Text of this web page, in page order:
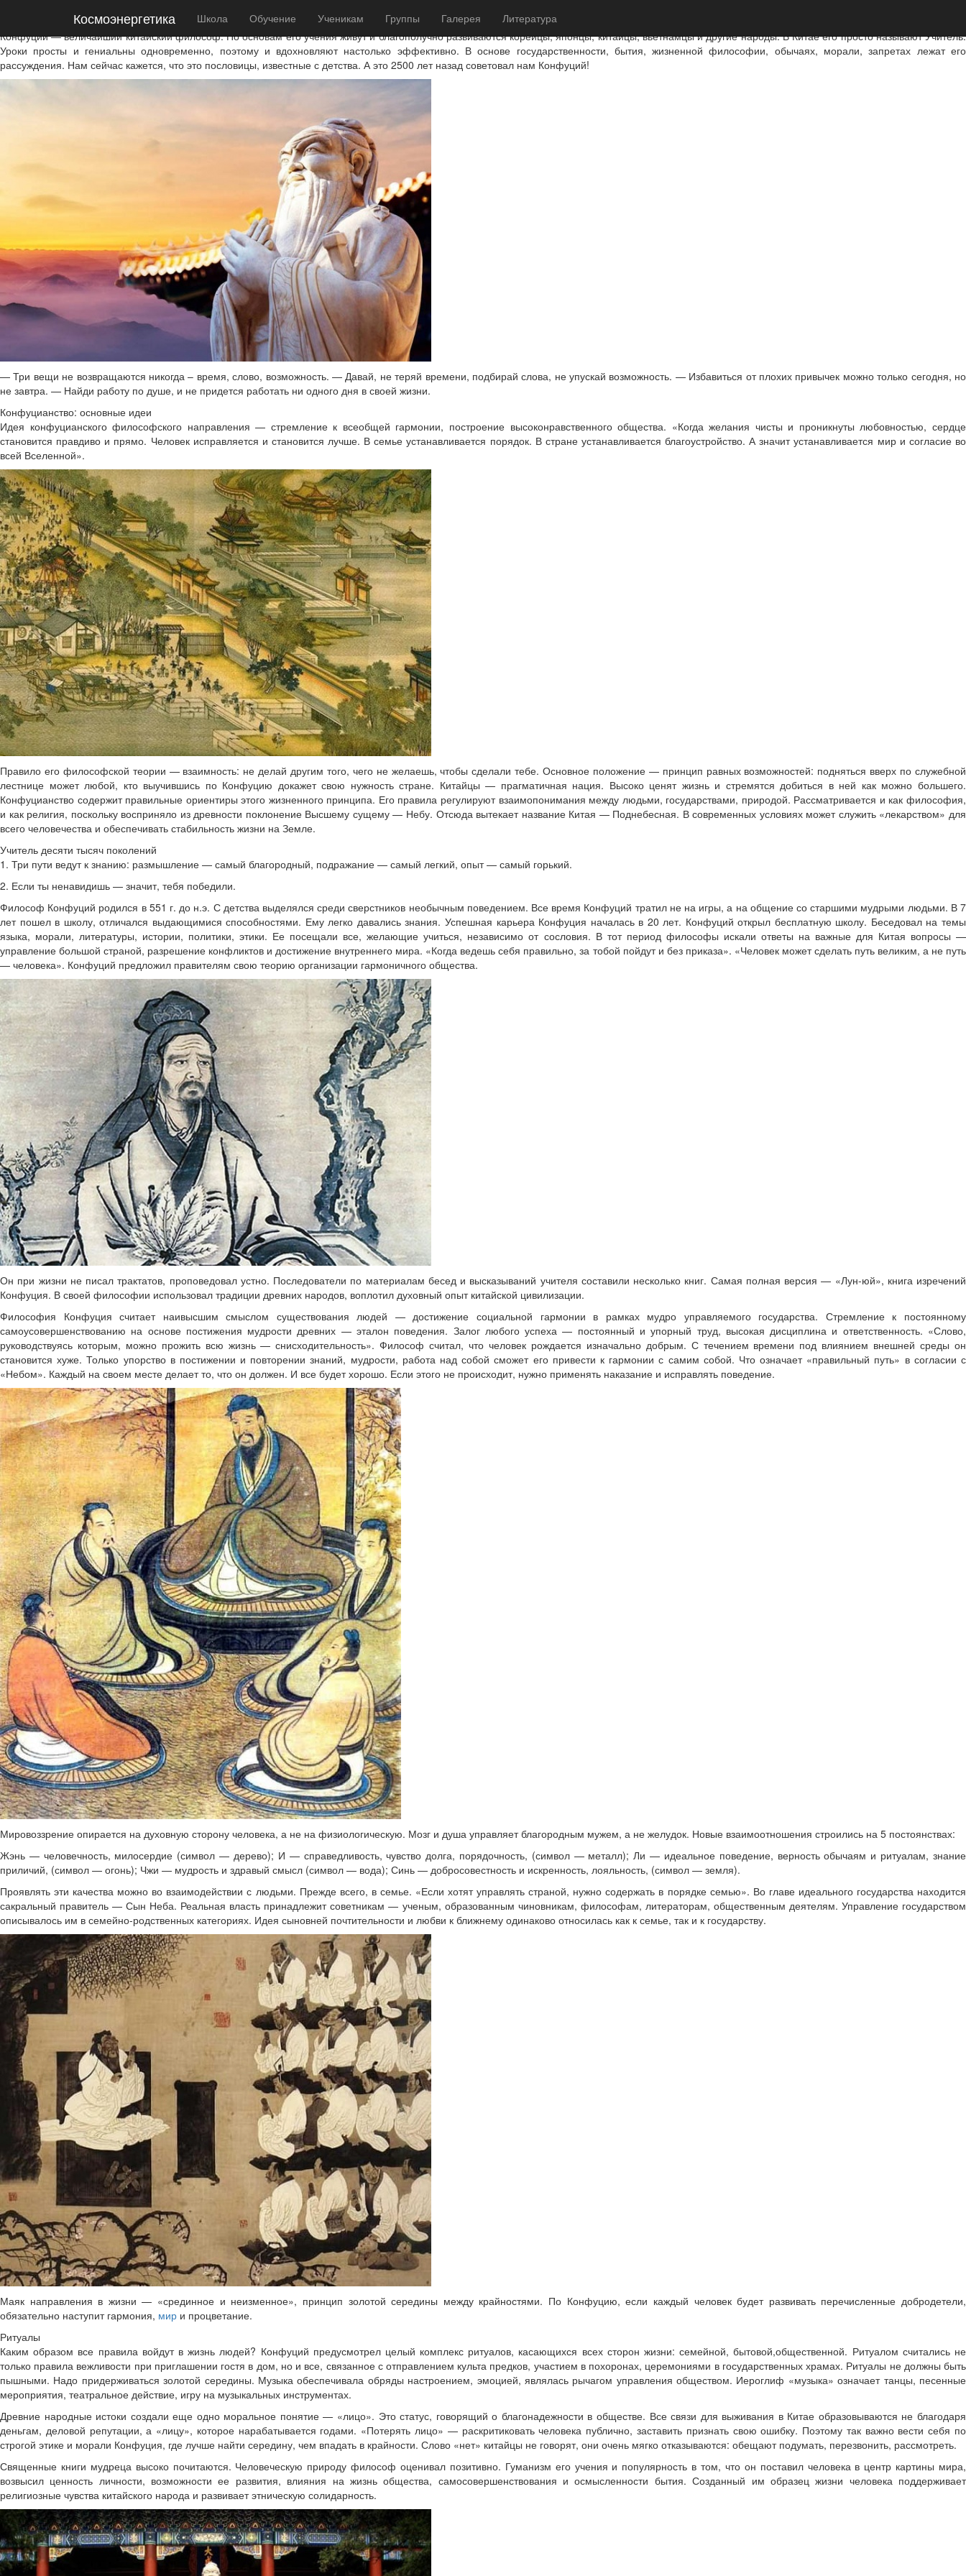
Космоэнергетика Школа Обучение Ученикам Группы Галерея Литература
Мудрость Конфуция — Путь жизни человека
Конфуций — величайший китайский философ. По основам его учения живут и благополучно развиваются корейцы, японцы, китайцы, вьетнамцы и другие народы. В Китае его просто называют Учитель.
Уроки просты и гениальны одновременно, поэтому и вдохновляют настолько эффективно. В основе государственности, бытия, жизненной философии, обычаях, морали, запретах лежат его
рассуждения. Нам сейчас кажется, что это пословицы, известные с детства. А это 2500 лет назад советовал нам Конфуций!
— Три вещи не возвращаются никогда – время, слово, возможность. — Давай, не теряй времени, подбирай слова, не упускай возможность. — Избавиться от плохих привычек можно только сегодня, но
не завтра. — Найди работу по душе, и не придется работать ни одного дня в своей жизни.
Конфуцианство: основные идеи
Идея конфуцианского философского направления — стремление к всеобщей гармонии, построение высоконравственного общества. «Когда желания чисты и проникнуты любовностью, сердце
становится правдиво и прямо. Человек исправляется и становится лучше. В семье устанавливается порядок. В стране устанавливается благоустройство. А значит устанавливается мир и согласие во
всей Вселенной».
Правило его философской теории — взаимность: не делай другим того, чего не желаешь, чтобы сделали тебе. Основное положение — принцип равных возможностей: подняться вверх по служебной
лестнице может любой, кто выучившись по Конфуцию докажет свою нужность стране. Китайцы — прагматичная нация. Высоко ценят жизнь и стремятся добиться в ней как можно большего.
Конфуцианство содержит правильные ориентиры этого жизненного принципа. Его правила регулируют взаимопонимания между людьми, государствами, природой. Рассматривается и как философия,
и как религия, поскольку восприняло из древности поклонение Высшему сущему — Небу. Отсюда вытекает название Китая — Поднебесная. В современных условиях может служить «лекарством» для
всего человечества и обеспечивать стабильность жизни на Земле.
Учитель десяти тысяч поколений
1. Три пути ведут к знанию: размышление — самый благородный, подражание — самый легкий, опыт — самый горький.
2. Если ты ненавидишь — значит, тебя победили.
Философ Конфуций родился в 551 г. до н.э. С детства выделялся среди сверстников необычным поведением. Все время Конфуций тратил не на игры, а на общение со старшими мудрыми людьми. В 7
лет пошел в школу, отличался выдающимися способностями. Ему легко давались знания. Успешная карьера Конфуция началась в 20 лет. Конфуций открыл бесплатную школу. Беседовал на темы
языка, морали, литературы, истории, политики, этики. Ее посещали все, желающие учиться, независимо от сословия. В тот период философы искали ответы на важные для Китая вопросы —
управление большой страной, разрешение конфликтов и достижение внутреннего мира. «Когда ведешь себя правильно, за тобой пойдут и без приказа». «Человек может сделать путь великим, а не путь
— человека». Конфуций предложил правителям свою теорию организации гармоничного общества.
Он при жизни не писал трактатов, проповедовал устно. Последователи по материалам бесед и высказываний учителя составили несколько книг. Самая полная версия — «Лун-юй», книга изречений
Конфуция. В своей философии использовал традиции древних народов, воплотил духовный опыт китайской цивилизации.
Философия Конфуция считает наивысшим смыслом существования людей — достижение социальной гармонии в рамках мудро управляемого государства. Стремление к постоянному
самоусовершенствованию на основе постижения мудрости древних — эталон поведения. Залог любого успеха — постоянный и упорный труд, высокая дисциплина и ответственность. «Слово,
руководствуясь которым, можно прожить всю жизнь — снисходительность». Философ считал, что человек рождается изначально добрым. С течением времени под влиянием внешней среды он
становится хуже. Только упорство в постижении и повторении знаний, мудрости, работа над собой сможет его привести к гармонии с самим собой. Что означает «правильный путь» в согласии с
«Небом». Каждый на своем месте делает то, что он должен. И все будет хорошо. Если этого не происходит, нужно применять наказание и исправлять поведение.
Мировоззрение опирается на духовную сторону человека, а не на физиологическую. Мозг и душа управляет благородным мужем, а не желудок. Новые взаимоотношения строились на 5 постоянствах:
Жэнь — человечность, милосердие (символ — дерево); И — справедливость, чувство долга, порядочность, (символ — металл); Ли — идеальное поведение, верность обычаям и ритуалам, знание
приличий, (символ — огонь); Чжи — мудрость и здравый смысл (символ — вода); Синь — добросовестность и искренность, лояльность, (символ — земля).
Проявлять эти качества можно во взаимодействии с людьми. Прежде всего, в семье. «Если хотят управлять страной, нужно содержать в порядке семью». Во главе идеального государства находится
сакральный правитель — Сын Неба. Реальная власть принадлежит советникам — ученым, образованным чиновникам, философам, литераторам, общественным деятелям. Управление государством
описывалось им в семейно-родственных категориях. Идея сыновней почтительности и любви к ближнему одинаково относилась как к семье, так и к государству.
Маяк направления в жизни — «срединное и неизменное», принцип золотой середины между крайностями. По Конфуцию, если каждый человек будет развивать перечисленные добродетели,
обязательно наступит гармония, мир и процветание.
Ритуалы
Каким образом все правила войдут в жизнь людей? Конфуций предусмотрел целый комплекс ритуалов, касающихся всех сторон жизни: семейной, бытовой,общественной. Ритуалом считались не
только правила вежливости при приглашении гостя в дом, но и все, связанное с отправлением культа предков, участием в похоронах, церемониями в государственных храмах. Ритуалы не должны быть
пышными. Надо придерживаться золотой середины. Музыка обеспечивала обряды настроением, эмоцией, являлась рычагом управления обществом. Иероглиф «музыка» означает танцы, песенные
мероприятия, театральное действие, игру на музыкальных инструментах.
Древние народные истоки создали еще одно моральное понятие — «лицо». Это статус, говорящий о благонадежности в обществе. Все связи для выживания в Китае образовываются не благодаря
деньгам, деловой репутации, а «лицу», которое нарабатывается годами. «Потерять лицо» — раскритиковать человека публично, заставить признать свою ошибку. Поэтому так важно вести себя по
строгой этике и морали Конфуция, где лучше найти середину, чем впадать в крайности. Слово «нет» китайцы не говорят, они очень мягко отказываются: обещают подумать, перезвонить, рассмотреть.
Священные книги мудреца высоко почитаются. Человеческую природу философ оценивал позитивно. Гуманизм его учения и популярность в том, что он поставил человека в центр картины мира,
возвысил ценность личности, возможности ее развития, влияния на жизнь общества, самосовершенствования и осмысленности бытия. Созданный им образец жизни человека поддерживает
религиозные чувства китайского народа и развивает этническую солидарность.